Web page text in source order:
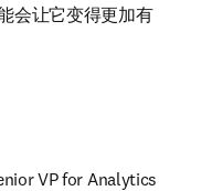
会让它变得更加有
VP for Analytics